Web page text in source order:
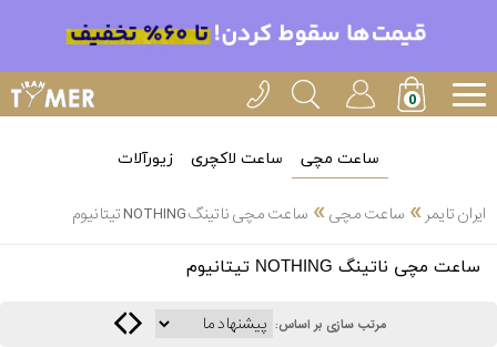
ساعت مچی ساعت لاکچری زیورآلات
ایران تایمر » ساعت مچی» ساعت مچی ناتینگ NOTHING تیتانیوم
ساعت مچی ناتینگ NOTHING تیتانیوم
مرتب سازی بر اساس:
انتخاب
بین 3